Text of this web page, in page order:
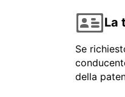
La
Se
della